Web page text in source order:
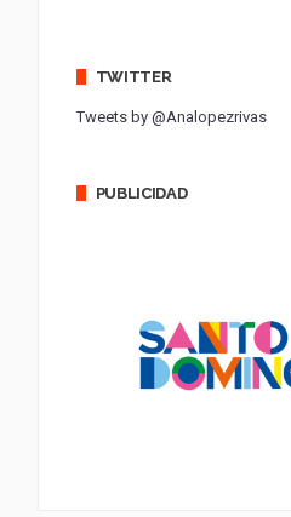
TWITTER
Tweets by @Analopezrivas
PUBLICIDAD